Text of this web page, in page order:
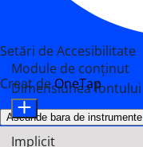
Setări de Accesibilitate
Creat deOneTap
Ascunde bara de instrumente
Module de conținut
Dimensiunea fontului
Implicit